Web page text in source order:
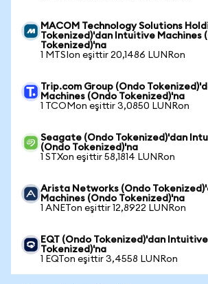
MACOM Technology Solutions
Tokenized)'dan Intuitive Machines
Tokenized)'na
1 MTSIon eşittir 20,1486 LUNRon
Trip.com Group (Ondo
Machines (Ondo Tokenized)'na
1 TCOMon eşittir 3,0850 LUNRon
Seagate (Ondo Tokenized)'dan
(Ondo Tokenized)'na
1 STXon eşittir 58,1814 LUNRon
Arista Networks (Ondo
Machines (Ondo Tokenized)'na
1 ANETon eşittir 12,8922 LUNRon
EQT (Ondo Tokenized)'dan
Tokenized)'na
1 EQTon eşittir 3,4558 LUNRon